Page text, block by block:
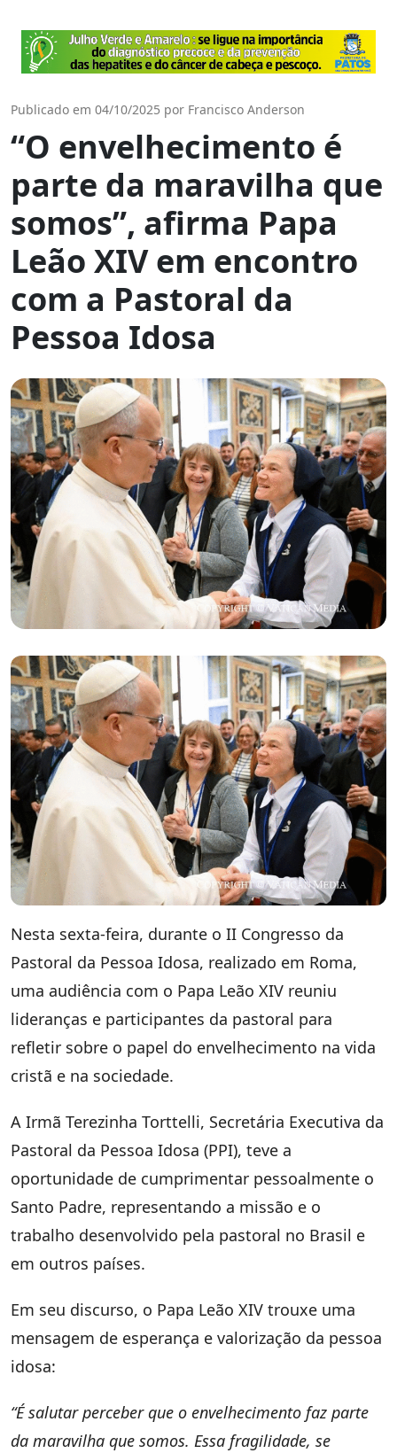
Publicado em 04/10/2025 por Francisco Anderson
“O envelhecimento é
parte da maravilha que
somos”, afirma Papa
Leão XIV em encontro
com a Pastoral da
Pessoa Idosa
Nesta sexta-feira, durante o II Congresso da
Pastoral da Pessoa Idosa, realizado em Roma,
uma audiência com o Papa Leão XIV reuniu
lideranças e participantes da pastoral para
refletir sobre o papel do envelhecimento na vida
cristã e na sociedade.
A Irmã Terezinha Torttelli, Secretária Executiva da
Pastoral da Pessoa Idosa (PPI), teve a
oportunidade de cumprimentar pessoalmente o
Santo Padre, representando a missão e o
trabalho desenvolvido pela pastoral no Brasil e
em outros países.
Em seu discurso, o Papa Leão XIV trouxe uma
mensagem de esperança e valorização da pessoa
idosa:
“É salutar perceber que o envelhecimento faz parte
da maravilha que somos. Essa fragilidade, se